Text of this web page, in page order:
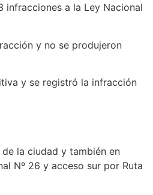
infracciones a la Ley Nacional
y no se produjeron
y se registró la infracción
la ciudad y también en
Nº 26 y acceso sur por Ruta